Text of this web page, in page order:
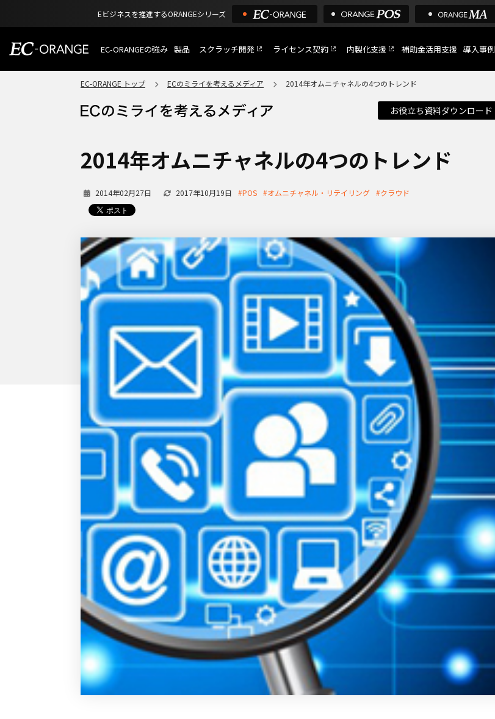
Eビジネスを推進するORANGEシリーズ
EC-ORANGEの強み
選ばれる理由
ECサイトのリプレイス
機能一覧
外部サービス連携
インフラ環境・サポート
製品
特長
ショッピングモール型 EC
通販受注対応
ECと通販の連動を可能に
EC運用支援
継続的に結果を出し続けるECサイトへ
スクラッチ開発 ライセンス契約 内製化支援 補助金活用支援 導入事例
EC-ORANGE トップ ECのミライを考えるメディア 2014年オムニチャネルの4つのトレンド
お役立ち資料ダウンロード
2014年オムニチャネルの4つのトレンド
2014年02月27日 2017年10月19日 #POS #オムニチャネル・リテイリング #クラウド